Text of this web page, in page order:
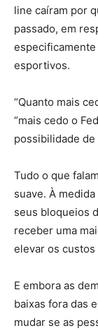
line caíram por
passado, em
esportivos.
“Quanto mais
“mais cedo o
possibilidade de
Tudo o que
suave. À
seus bloqueios
receber uma
elevar os custos
E embora as
baixas fora das
mudar se as